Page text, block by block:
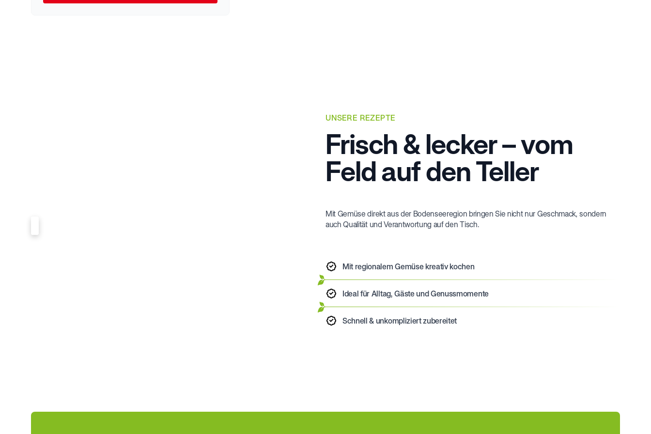
UNSERE REZEPTE
Frisch & lecker – vom
Feld auf den Teller
Mit Gemüse direkt aus der Bodenseeregion bringen Sie nicht nur Geschmack, sondern
auch Qualität und Verantwortung auf den Tisch.
Mit regionalem Gemüse kreativ kochen
Ideal für Alltag, Gäste und Genussmomente
Schnell & unkompliziert zubereitet